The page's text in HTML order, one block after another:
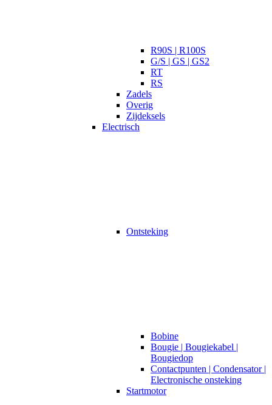
R90S | R100S
G/S | GS | GS2
RT
RS
Zadels
Overig
Zijdeksels
Electrisch
Ontsteking
Bobine
Bougie | Bougiekabel |
Bougiedop
Contactpunten | Condensator |
Electronische onsteking
Startmotor